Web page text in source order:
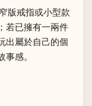
版戒指或小型款
若已擁有一兩件
出屬於自己的個
感。